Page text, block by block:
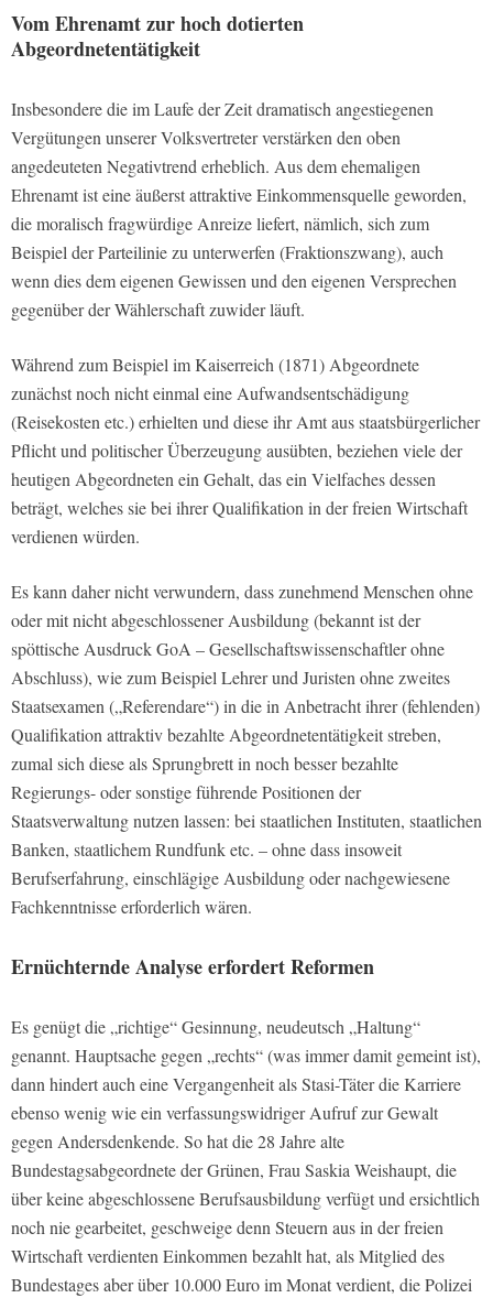
Vom Ehrenamt zur hoch dotierten
Abgeordnetentätigkeit
Insbesondere die im Laufe der Zeit dramatisch angestiegenen
Vergütungen unserer Volksvertreter verstärken den oben
angedeuteten Negativtrend erheblich. Aus dem ehemaligen
Ehrenamt ist eine äußerst attraktive Einkommensquelle geworden,
die moralisch fragwürdige Anreize liefert, nämlich, sich zum
Beispiel der Parteilinie zu unterwerfen (Fraktionszwang), auch
wenn dies dem eigenen Gewissen und den eigenen Versprechen
gegenüber der Wählerschaft zuwider läuft.
Während zum Beispiel im Kaiserreich (1871) Abgeordnete
zunächst noch nicht einmal eine Aufwandsentschädigung
(Reisekosten etc.) erhielten und diese ihr Amt aus staatsbürgerlicher
Pflicht und politischer Überzeugung ausübten, beziehen viele der
heutigen Abgeordneten ein Gehalt, das ein Vielfaches dessen
beträgt, welches sie bei ihrer Qualifikation in der freien Wirtschaft
verdienen würden.
Es kann daher nicht verwundern, dass zunehmend Menschen ohne
oder mit nicht abgeschlossener Ausbildung (bekannt ist der
spöttische Ausdruck GoA – Gesellschaftswissenschaftler ohne
Abschluss), wie zum Beispiel Lehrer und Juristen ohne zweites
Staatsexamen („Referendare“) in die in Anbetracht ihrer (fehlenden)
Qualifikation attraktiv bezahlte Abgeordnetentätigkeit streben,
zumal sich diese als Sprungbrett in noch besser bezahlte
Regierungs- oder sonstige führende Positionen der
Staatsverwaltung nutzen lassen: bei staatlichen Instituten, staatlichen
Banken, staatlichem Rundfunk etc. – ohne dass insoweit
Berufserfahrung, einschlägige Ausbildung oder nachgewiesene
Fachkenntnisse erforderlich wären.
Ernüchternde Analyse erfordert Reformen
Es genügt die „richtige“ Gesinnung, neudeutsch „Haltung“
genannt. Hauptsache gegen „rechts“ (was immer damit gemeint ist),
dann hindert auch eine Vergangenheit als Stasi-Täter die Karriere
ebenso wenig wie ein verfassungswidriger Aufruf zur Gewalt
gegen Andersdenkende. So hat die 28 Jahre alte
Bundestagsabgeordnete der Grünen, Frau Saskia Weishaupt, die
über keine abgeschlossene Berufsausbildung verfügt und ersichtlich
noch nie gearbeitet, geschweige denn Steuern aus in der freien
Wirtschaft verdienten Einkommen bezahlt hat, als Mitglied des
Bundestages aber über 10.000 Euro im Monat verdient, die Polizei